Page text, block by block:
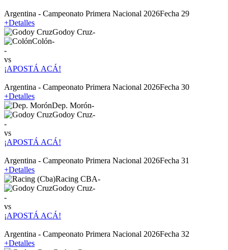
Argentina - Campeonato Primera Nacional 2026Fecha 29
+Detalles
Godoy Cruz-
Colón-
-
vs
¡APOSTÁ ACÁ!
Argentina - Campeonato Primera Nacional 2026Fecha 30
+Detalles
Dep. Morón-
Godoy Cruz-
-
vs
¡APOSTÁ ACÁ!
Argentina - Campeonato Primera Nacional 2026Fecha 31
+Detalles
Racing CBA-
Godoy Cruz-
-
vs
¡APOSTÁ ACÁ!
Argentina - Campeonato Primera Nacional 2026Fecha 32
+Detalles